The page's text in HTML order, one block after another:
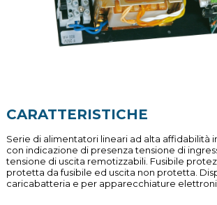
CARATTERISTICHE
Serie di alimentatori lineari ad alta affidabilità
con indicazione di presenza tensione di
tensione di uscita remotizzabili. Fusibile
protetta da fusibile ed uscita non protetta.
caricabatteria e per apparecchiature